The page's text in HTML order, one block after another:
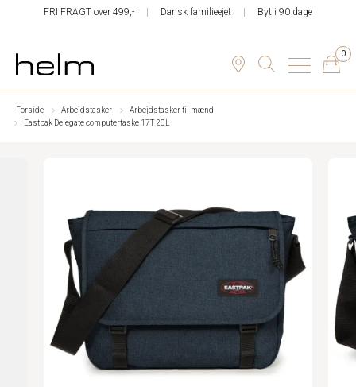
FRI FRAGT over 499,- Dansk familieejet Byt i 90 dage
0
Forside Arbejdstasker
Arbejdstasker til mænd
Eastpak Delegate computertaske 17T 20L